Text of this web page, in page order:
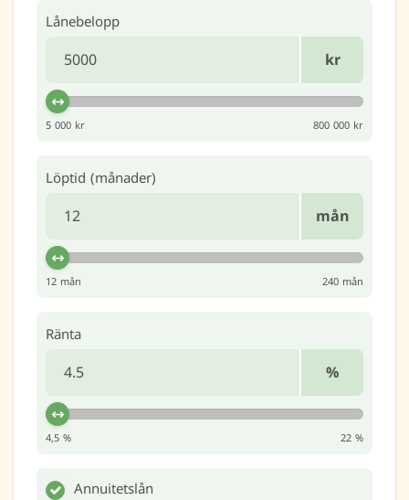
Lånebelopp
kr
5 000 kr 800 000 kr
Löptid (månader)
mån
12 mån 240 mån
Ränta
%
4,5 % 22 %
Annuitetslån